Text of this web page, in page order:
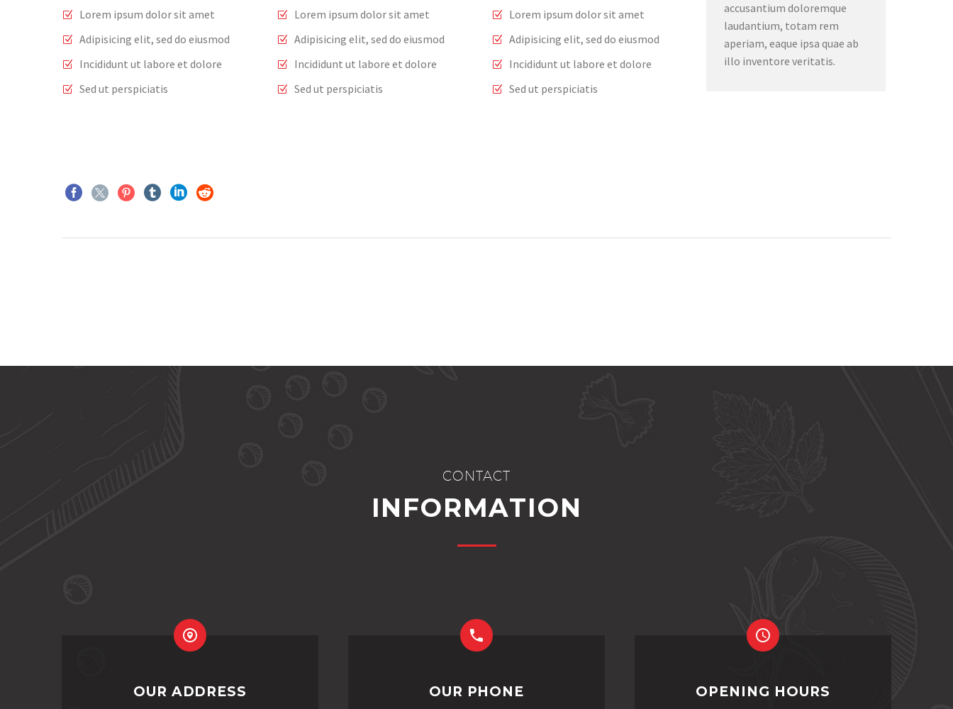
Lorem ipsum dolor sit amet
Adipisicing elit, sed do eiusmod
Incididunt ut labore et dolore
Sed ut perspiciatis
Lorem ipsum dolor sit amet
Adipisicing elit, sed do eiusmod
Incididunt ut labore et dolore
Sed ut perspiciatis
Lorem ipsum dolor sit amet
Adipisicing elit, sed do eiusmod
Incididunt ut labore et dolore
Sed ut perspiciatis
accusantium doloremque
laudantium, totam rem
aperiam, eaque ipsa quae ab
illo inventore veritatis.
CONTACT
INFORMATION
OUR ADDRESS OUR PHONE OPENING HOURS